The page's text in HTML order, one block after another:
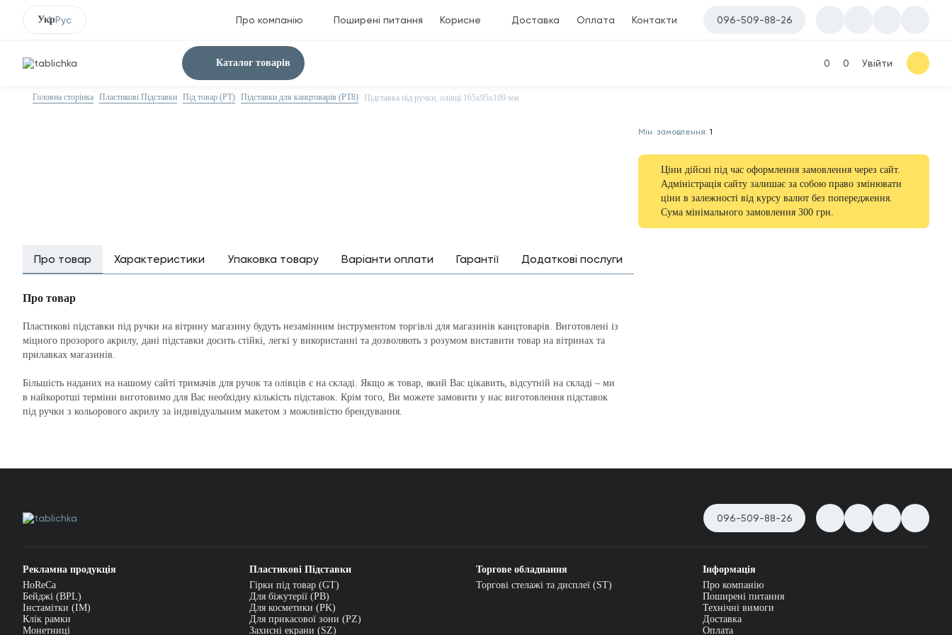
УкрРус Про компанію Поширені питання Корисне Доставка Оплата Контакти 096-509-88-26
Каталог товарів 0 0 Увійти
Головна сторінка Пластикові Підставки Під товар (PT) Підставки для канцтоварів (PT8) Підставка під ручки, олівці 165х95х109 мм
Мін. замовлення: 1
Ціни дійсні під час оформлення замовлення через сайт.
Адміністрація сайту залишає за собою право змінювати
ціни в залежності від курсу валют без попередження.
Сума мінімального замовлення 300 грн.
Про товар Характеристики Упаковка товару Варіанти оплати Гарантії Додаткові послуги
Про товар
Пластикові підставки під ручки на вітрину магазину будуть незамінним інструментом торгівлі для магазинів канцтоварів. Виготовлені із
міцного прозорого акрилу, дані підставки досить стійкі, легкі у використанні та дозволяють з розумом виставити товар на вітринах та
прилавках магазинів.
Більшість наданих на нашому сайті тримачів для ручок та олівців є на складі. Якщо ж товар, який Вас цікавить, відсутній на складі – ми
в найкоротші терміни виготовимо для Вас необхідну кількість підставок. Крім того, Ви можете замовити у нас виготовлення підставок
під ручки з кольорового акрилу за індивідуальним макетом з можливістю брендування.
096-509-88-26
Рекламна продукція
HoReCa
Бейджі (BPL)
Інстамітки (IM)
Клік рамки
Монетниці
Пластикові Підставки
Гірки під товар (GT)
Для біжутерії (PB)
Для косметики (PK)
Для прикасової зони (PZ)
Захисні екрани (SZ)
Торгове обладнання
Торгові стелажі та дисплеї (ST)
Інформація
Про компанію
Поширені питання
Технічні вимоги
Доставка
Оплата